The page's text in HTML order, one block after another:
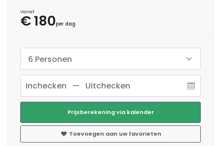
Vanaf
€ 180per dag
6 Personen
Prijsberekening via kalender
Toevoegen aan uw favorieten